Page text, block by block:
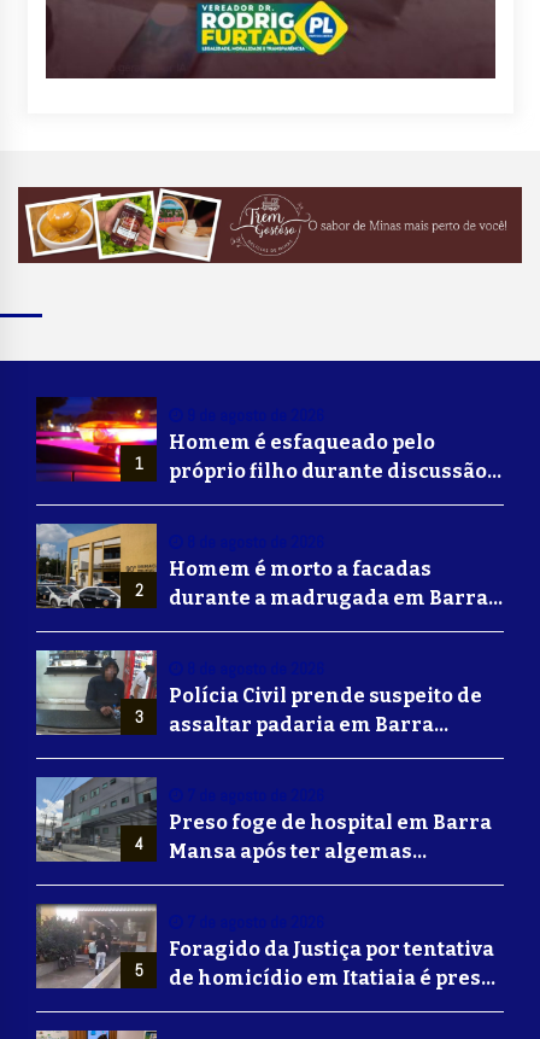
1
Homem é esfaqueado pelo
próprio filho durante discussão
familiar em Resende
2
Homem é morto a facadas
durante a madrugada em Barra
Mansa
3
Polícia Civil prende suspeito de
assaltar padaria em Barra
Mansa
4
Preso foge de hospital em Barra
Mansa após ter algemas
retiradas para usar banheiro
5
Foragido da Justiça por tentativa
de homicídio em Itatiaia é preso
em Volta Redonda